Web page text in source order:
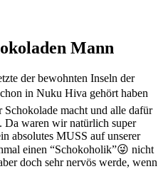
Mann
der bewohnten Inseln der
in Nuku Hiva gehört haben
macht und alle dafür
Da waren wir natürlich super
absolutes MUSS auf unserer
einen “Schokoholik”😜 nicht
doch sehr nervös werde, wenn